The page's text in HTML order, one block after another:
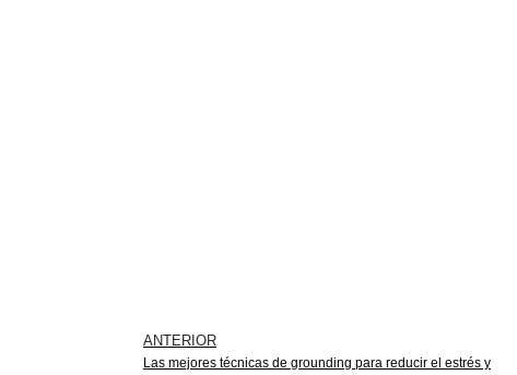
ANTERIOR
Las mejores técnicas de grounding para reducir el estrés y